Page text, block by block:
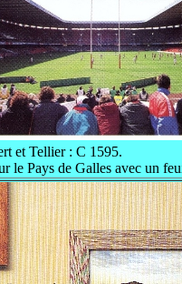
et Tellier : C 1595.
le Pays de Galles avec un